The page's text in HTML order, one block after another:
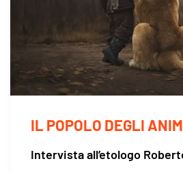
IL POPOLO DEGLI
Intervista all’etologo